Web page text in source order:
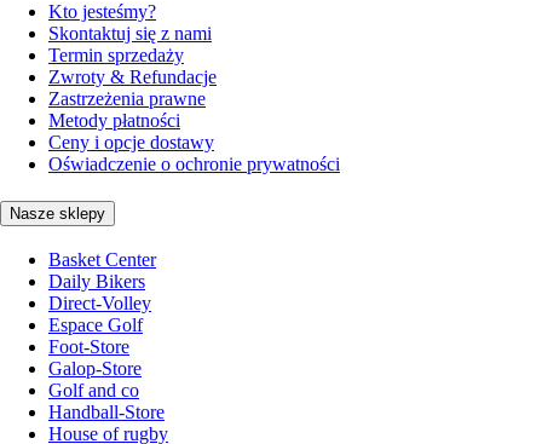
Kto jesteśmy?
Skontaktuj się z nami
Termin sprzedaży
Zwroty & Refundacje
Zastrzeżenia prawne
Metody płatności
Ceny i opcje dostawy
Oświadczenie o ochronie prywatności
Nasze sklepy
Basket Center
Daily Bikers
Direct-Volley
Espace Golf
Foot-Store
Galop-Store
Golf and co
Handball-Store
House of rugby